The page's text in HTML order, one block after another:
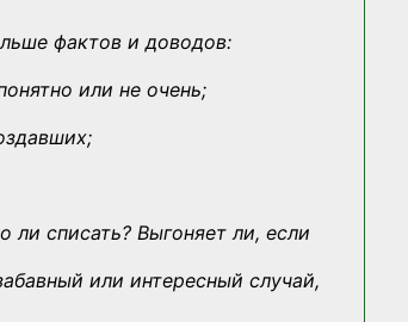
фактов и доводов:
или не очень;
ли списать? Выгоняет ли, если
или интересный случай,